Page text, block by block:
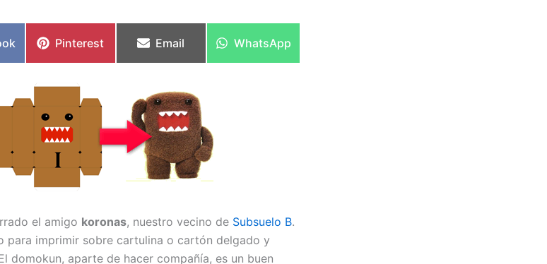
Compartir
Pinterest
Compartir
Email
Compartir
WhatsApp
el amigo koronas, nuestro vecino de Subsuelo B.
para imprimir sobre cartulina o cartón delgado y
domokun, aparte de hacer compañía, es un buen